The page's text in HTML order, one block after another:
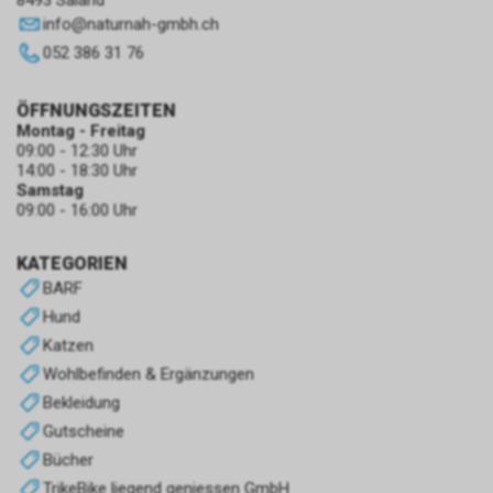
info@naturnah-gmbh.ch
052 386 31 76
KATEGORIEN
BARF
Hund
Katzen
Wohlbefinden & Ergänzungen
Bekleidung
Gutscheine
Bücher
TrikeBike liegend geniessen GmbH
ÖFFNUNGSZEITEN
Montag - Freitag
09:00 - 12:30 Uhr
14:00 - 18:30 Uhr
Samstag
09:00 - 16:00 Uhr